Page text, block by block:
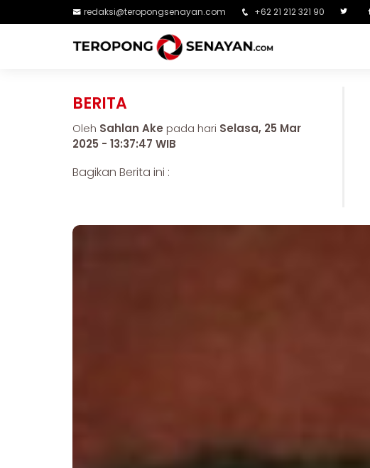
redaksi@teropongsenayan.com +62 21 212 321 90
BERITA
Oleh Sahlan Ake pada hari Selasa, 25 Mar
2025 - 13:37:47 WIB
Bagikan Berita ini :